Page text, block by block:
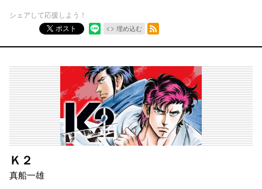
シェアして応援しよう！
ポスト
埋め込む
RSSフィード
Ｋ２
真船一雄